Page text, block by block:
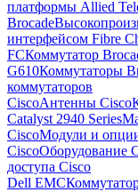
платформы Allied
Brocade
интерфейсом Fibre
FCКоммутатор
G610Коммутаторы
коммутаторов
CiscoАнтенны Cisco
Catalyst 2940 Series
CiscoМодули и
CiscoОборудование
доступа Cisco
Dell EMC